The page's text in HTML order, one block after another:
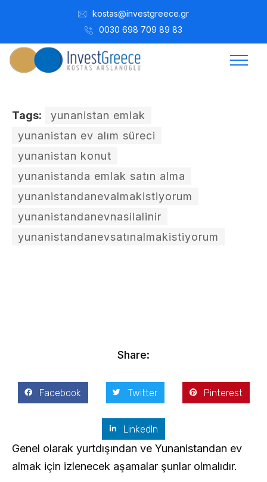
kostas@investgreece.gr
0030 698 709 89 83
Tags:
yunanistan emlak
yunanistan ev alım süreci
yunanistan konut
yunanistanda emlak satın alma
yunanistandanevalmakistiyorum
yunanistandanevnasilalinir
yunanistandanevsatınalmakistiyorum
Share:
Facebook Twitter Pinterest
LinkedIn
Genel olarak yurtdışından ve Yunanistandan ev
almak için izlenecek aşamalar şunlar olmalıdır.